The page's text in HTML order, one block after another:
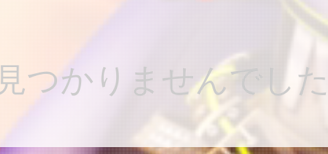
見つかりませんでした